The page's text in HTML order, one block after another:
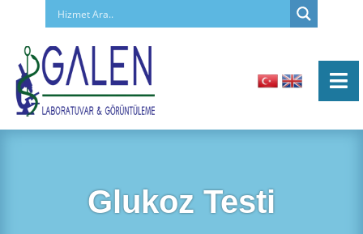
Glukoz Testi